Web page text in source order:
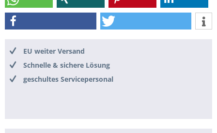
EU weiter Versand
Schnelle & sichere Lösung
geschultes Servicepersonal